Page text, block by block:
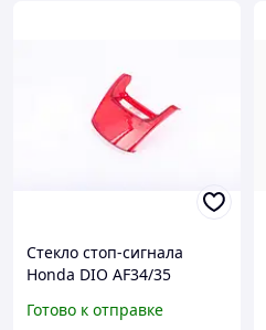
Стекло стоп-сигнала
Honda DIO AF34/35
Готово к отправке